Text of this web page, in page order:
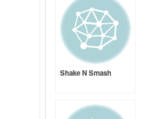
Shake N Smash